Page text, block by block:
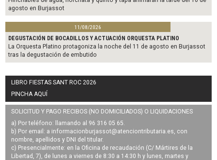
agosto en Burjassot
11/08/2026
DEGUSTACIÓN DE BOCADILLOS Y ACTUACIÓN ORQUESTA PLATINO
La Orquesta Platino protagoniza la noche del 11 de agosto en Burjassot
tras la degustación de embutido
LIBRO FIESTAS SANT ROC 2026
PINCHA AQUÍ
SOLICITUD Y PAGO RECIBOS (NO DOMICILIADOS) O LIQUIDACIONES
a) Por teléfono: llamando al 96 316 05 65.
b) Por email: a informacionburjassot@atenciontributaria.es, con
nombre, apellidos y DNI del titular.
c) Presencialmente: en la Oficina de recaudación (C/ Mártires de la
Libertad, 7), de lunes a viernes de 8:30 a 14:30 h y lunes, martes y